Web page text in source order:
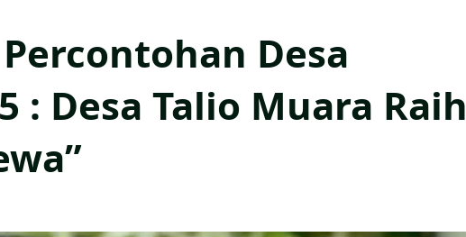
Desa
: Desa Talio Muara Raih